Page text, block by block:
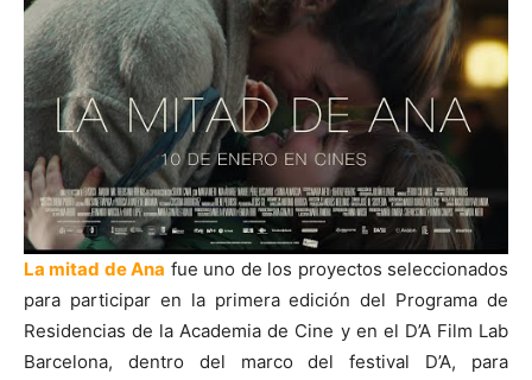
La mitad de Ana fue uno de los proyectos seleccionados
para participar en la primera edición del Programa de
Residencias de la Academia de Cine y en el D’A Film Lab
Barcelona, dentro del marco del festival D’A, para